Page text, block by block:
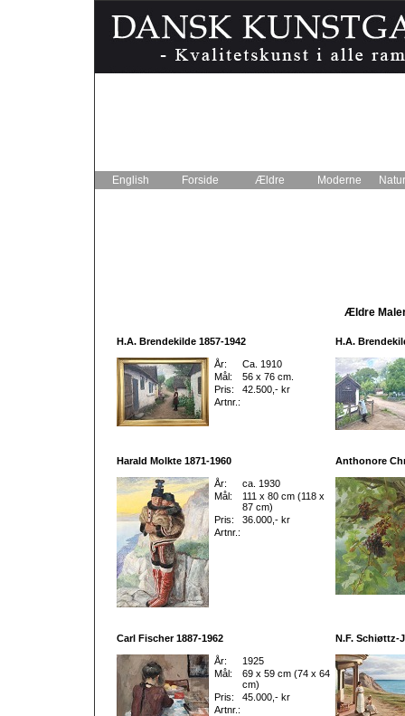
English Forside Ældre Moderne
Ældre
H.A. Brendekilde 1857-1942
År:
Ca. 1910
Mål:
56 x 76 cm.
Pris:
42.500,- kr
Artnr.:
H.A.
Harald Molkte 1871-1960
År:
ca. 1930
Mål:
111 x 80 cm (118 x
87 cm)
Pris:
36.000,- kr
Artnr.:
Anthonore
Carl Fischer 1887-1962
År:
1925
Mål:
69 x 59 cm (74 x 64
cm)
Pris:
45.000,- kr
Artnr.:
N.F. Schiøttz-